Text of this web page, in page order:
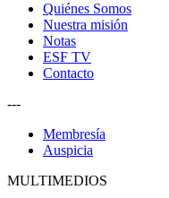
Quiénes Somos
Nuestra misión
Notas
ESF TV
Contacto
---
Membresía
Auspicia
MULTIMEDIOS